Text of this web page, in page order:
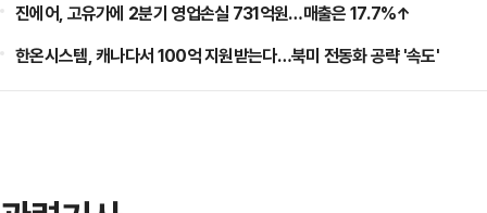
진에어, 고유가에 2분기 영업손실 731억원…매출은 17.7%↑
한온시스템, 캐나다서 100억 지원받는다…북미 전동화 공략 '속도'